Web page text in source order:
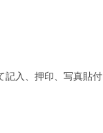
記入、押印、写真貼付